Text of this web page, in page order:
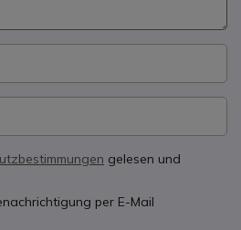
gelesen und
per E-Mail